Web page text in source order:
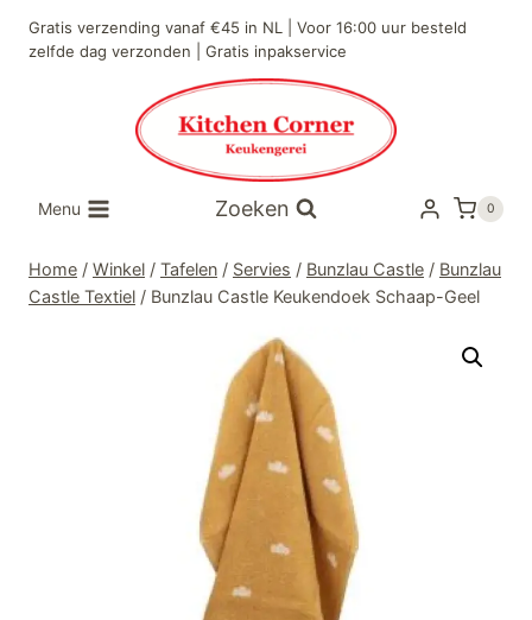
naar
Gratis verzending vanaf €45 in NL | Voor 16:00 uur besteld
zelfde dag verzonden | Gratis inpakservice
Menu Zoeken 0
Home / Winkel / Tafelen / Servies / Bunzlau Castle / Bunzlau
Castle Textiel / Bunzlau Castle Keukendoek Schaap-Geel